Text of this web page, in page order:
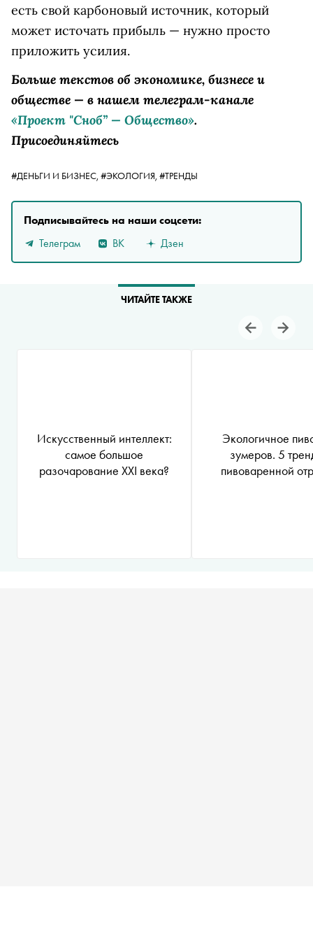
есть свой карбоновый источник, который
может источать прибыль — нужно просто
приложить усилия.
Больше текстов об экономике, бизнесе и
обществе — в нашем телеграм-канале
«Проект "Сноб” — Общество».
Присоединяйтесь
#ДЕНЬГИ И БИЗНЕС, #ЭКОЛОГИЯ, #ТРЕНДЫ
Подписывайтесь на наши соцсети:
Телеграм
ВК Дзен
ЧИТАЙТЕ ТАКЖЕ
Искусственный интеллект:
самое большое
разочарование XXI века?
Экологичное
зумеров. 5
пивоваренной